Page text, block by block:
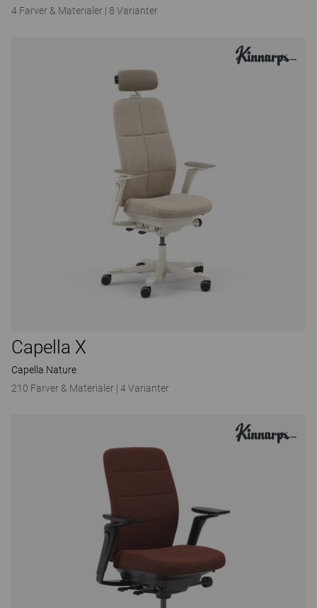
4 Farver & Materialer | 8 Varianter
Capella X
Capella Nature
210 Farver & Materialer | 4 Varianter